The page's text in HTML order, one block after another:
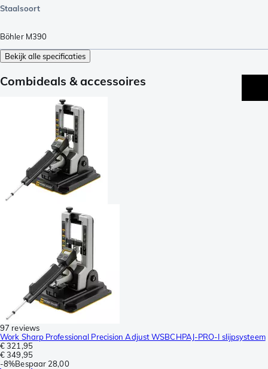
Staalsoort
Böhler M390
Bekijk alle specificaties
Combideals & accessoires
97 reviews
Work Sharp Professional Precision Adjust WSBCHPAJ-PRO-I slijpsysteem
€ 321,95
€ 349,95
-8%Bespaar 28,00